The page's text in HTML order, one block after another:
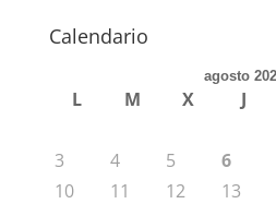
Calendario
agosto
L M X J
3
4 5 6
10
11 12 13